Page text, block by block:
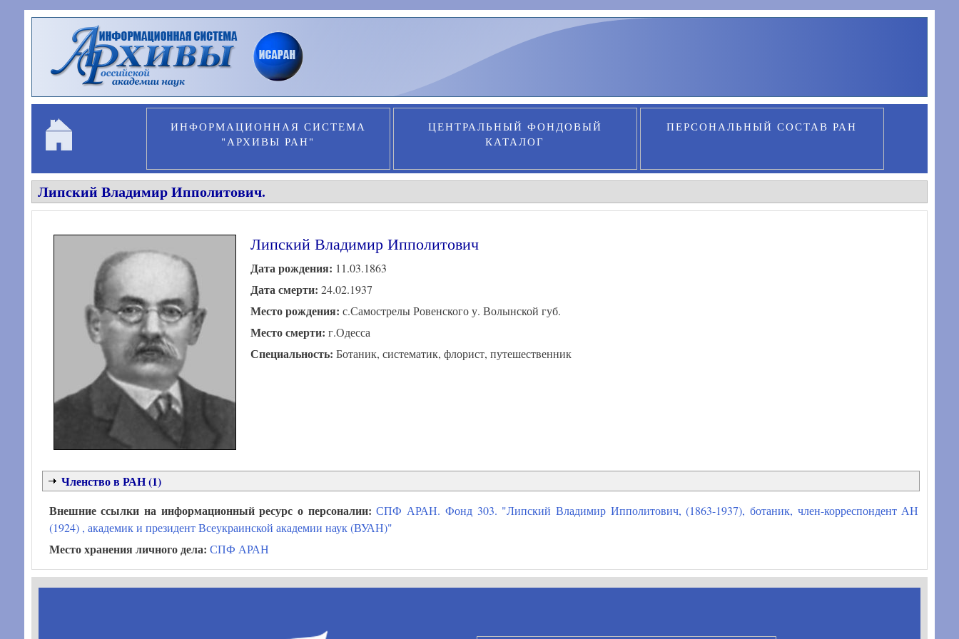
Перейти к основному содержанию
ИНФОРМАЦИОННАЯ СИСТЕМА
"АРХИВЫ РАН"
ЦЕНТРАЛЬНЫЙ ФОНДОВЫЙ
КАТАЛОГ
ПЕРСОНАЛЬНЫЙ СОСТАВ РАН
Липский Владимир Ипполитович.
Липский Владимир Ипполитович
Дата рождения: 11.03.1863
Дата смерти: 24.02.1937
Место рождения: с.Самострелы Ровенского у. Волынской губ.
Место смерти: г.Одесса
Специальность: Ботаник, систематик, флорист, путешественник
Членство в РАН (1)
Внешние ссылки на информационный ресурс о персоналии:СПФ АРАН. Фонд 303. "Липский Владимир Ипполитович, (1863-1937), ботаник, член-корреспондент АН
(1924) , академик и президент Всеукраинской академии наук (ВУАН)"
Место хранения личного дела: СПФ АРАН